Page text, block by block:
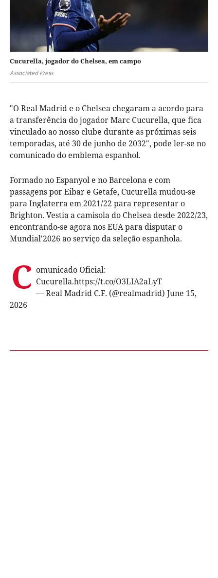
Cucurella, jogador do Chelsea, em campo
Associated Press
"O Real Madrid e o Chelsea chegaram a acordo para
a transferência do jogador Marc Cucurella, que fica
vinculado ao nosso clube durante as próximas seis
temporadas, até 30 de junho de 2032", pode ler-se no
comunicado do emblema espanhol.
Formado no Espanyol e no Barcelona e com
passagens por Eibar e Getafe, Cucurella mudou-se
para Inglaterra em 2021/22 para representar o
Brighton. Vestia a camisola do Chelsea desde 2022/23,
encontrando-se agora nos EUA para disputar o
Mundial'2026 ao serviço da seleção espanhola.
C omunicado Oficial:
Cucurella.https://t.co/O3LIA2aLyT
— Real Madrid C.F. (@realmadrid) June 15,
2026